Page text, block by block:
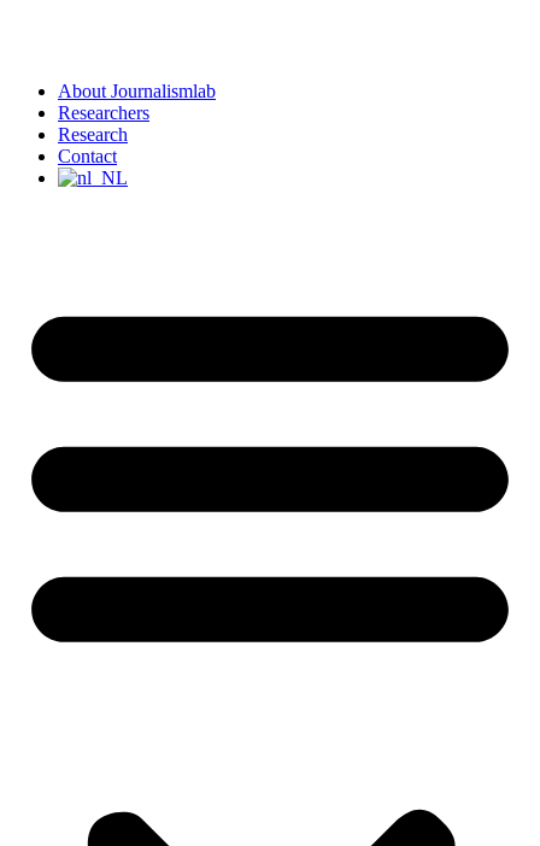
About Journalismlab
Researchers
Research
Contact